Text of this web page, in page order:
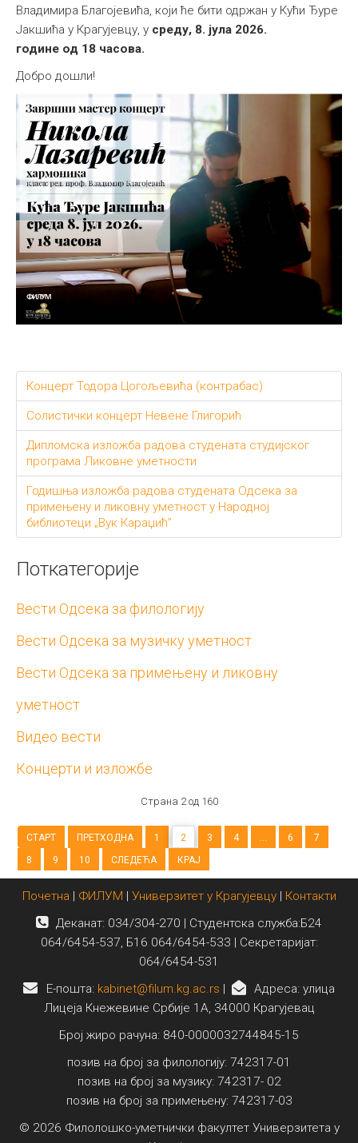
Владимира Благојевића, који ће бити одржан у Кући Ђуре
Јакшића у Крагујевцу, у среду, 8. јула 2026.
године од 18 часова.
Добро дошли!
Концерт Тодора Цогољевића (контрабас)
Солистички концерт Невене Глигорић
Дипломска изложба радова студената студијског
програма Ликовне уметности
Годишња изложба радова студената Одсека за
примењену и ликовну уметност у Народној
библиотеци „Вук Караџић”
Поткатегорије
Вести Одсека за филологију
Вести Одсека за музичку уметност
Вести Одсека за примењену и ликовну
уметност
Видео вести
Концерти и изложбе
Страна 2 од 160
СТАРТ ПРЕТХОДНА 1 2 3 4 6
7
8
9 10 СЛЕДЕЋА КРАЈ
Почетна | ФИЛУМ | Универзитет у Крагујевцу| Контакти
Деканат: 034/304-270 | Студентска служба:Б24
064/6454-537, Б16 064/6454-533 | Секретаријат:
064/6454-531
E-пошта: kabinet@filum.kg.ac.rs |
Адреса: улица
Лицеја Кнежевине Србије 1А, 34000 Крагујевац
Број жиро рачуна: 840-0000032744845-15
позив на број за филологију: 742317-01
позив на број за музику: 742317- 02
позив на број за примењену: 742317-03
© 2026 Филолошко-уметнички факултет Универзитета у